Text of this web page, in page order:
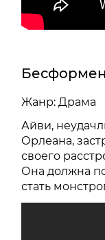
Жанр: Драма
Айви,
Орлеана,
своего
Она должна
стать